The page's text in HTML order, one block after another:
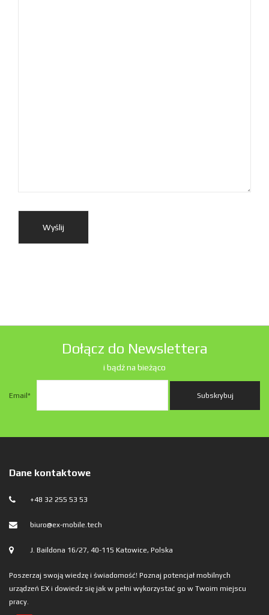
Dołącz do Newslettera
i bądź na bieżąco
Email *
Dane kontaktowe
+48 32 255 53 53
biuro@ex-mobile.tech
J. Baildona 16/27, 40-115 Katowice, Polska
Poszerzaj swoją wiedzę i świadomość! Poznaj potencjał mobilnych
urządzeń EX i dowiedz się jak w pełni wykorzystać go w Twoim miejscu
pracy.